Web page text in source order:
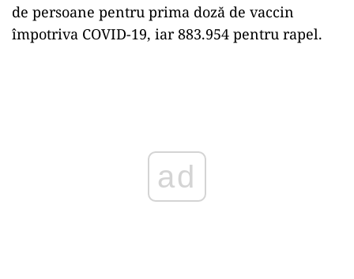
de persoane pentru prima doză de vaccin
împotriva COVID-19, iar 883.954 pentru rapel.